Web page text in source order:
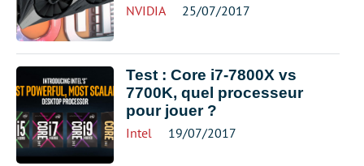
NVIDIA 25/07/2017
Test : Core i7-7800X vs
7700K, quel processeur
pour jouer ?
Intel 19/07/2017